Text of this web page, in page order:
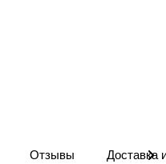
Отзывы Доставка